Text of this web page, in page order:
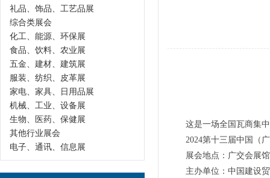
这是一场全国瓦商集
2024第十三届中国（
展会地点：广交会
主办单位：中国建
礼品、饰品、工艺品展
综合类展会
化工、能源、环保展
食品、饮料、农业展
五金、建材、建筑展
服装、纺织、皮革展
家电、家具、日用品展
机械、工业、设备展
生物、医药、保健展
其他行业展会
电子、通讯、信息展